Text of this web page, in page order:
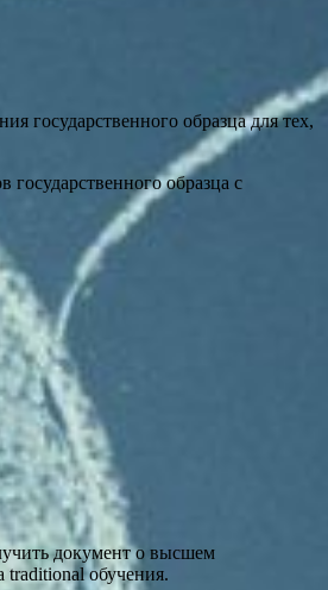
государственного образца для тех,
государственного образца с
документ о высшем
traditional обучения.